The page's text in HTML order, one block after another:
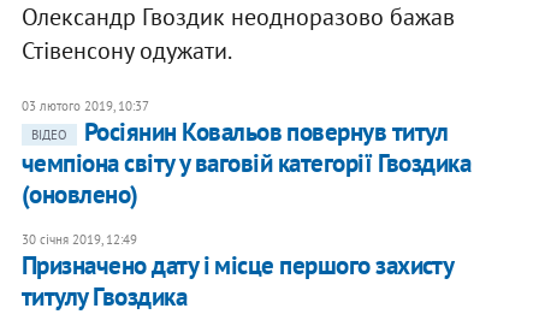
Олександр Гвоздик неодноразово бажав
Стівенсону одужати.
03 лютого 2019, 10:37
ВІДЕО
Росіянин Ковальов повернув титул
чемпіона світу у ваговій категорії Гвоздика
(оновлено)
30 січня 2019, 12:49
Призначено дату і місце першого захисту
титулу Гвоздика